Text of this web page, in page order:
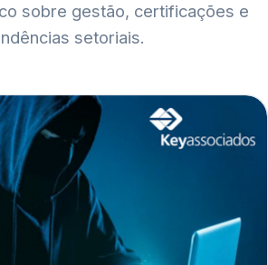
sobre gestão, certificações e
setoriais.